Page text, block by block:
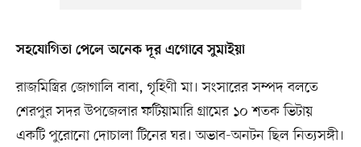
সহযোগিতা পেলে অনেক দূর এগোবে সুমাইয়া
রাজমিস্ত্রির জোগালি বাবা, গৃহিণী মা। সংসারের সম্পদ বলতে
শেরপুর সদর উপজেলার ফটিয়ামারি গ্রামের ১০ শতক ভিটায়
একটি পুরোনো দোচালা টিনের ঘর। অভাব-অনটন ছিল নিত্যসঙ্গী।